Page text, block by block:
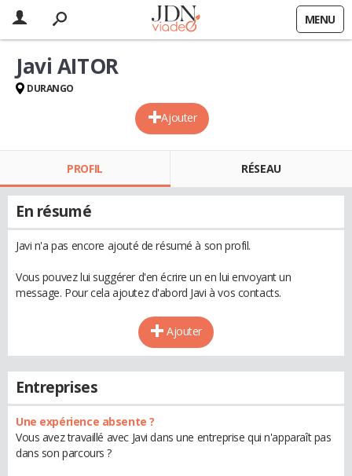
MENU
Ajouter
Javi AITOR
DURANGO
PROFIL RÉSEAU
En résumé
Javi n'a pas encore ajouté de résumé à son profil.
Vous pouvez lui suggérer d'en écrire un en lui envoyant un
message. Pour cela ajoutez d'abord Javi à vos contacts.
Ajouter
Entreprises
Une expérience absente ?
Vous avez travaillé avec Javi dans une entreprise qui n'apparaît pas
dans son parcours ?